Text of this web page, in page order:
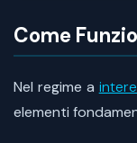
Come
Nel regime a
elementi